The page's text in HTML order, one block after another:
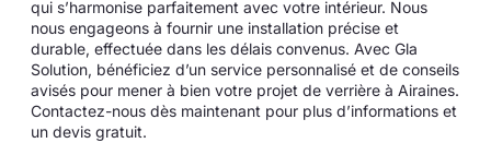
qui s’harmonise parfaitement avec votre intérieur. Nous
nous engageons à fournir une installation précise et
durable, effectuée dans les délais convenus. Avec Gla
Solution, bénéficiez d’un service personnalisé et de conseils
avisés pour mener à bien votre projet de verrière à Airaines.
Contactez-nous dès maintenant pour plus d’informations et
un devis gratuit.